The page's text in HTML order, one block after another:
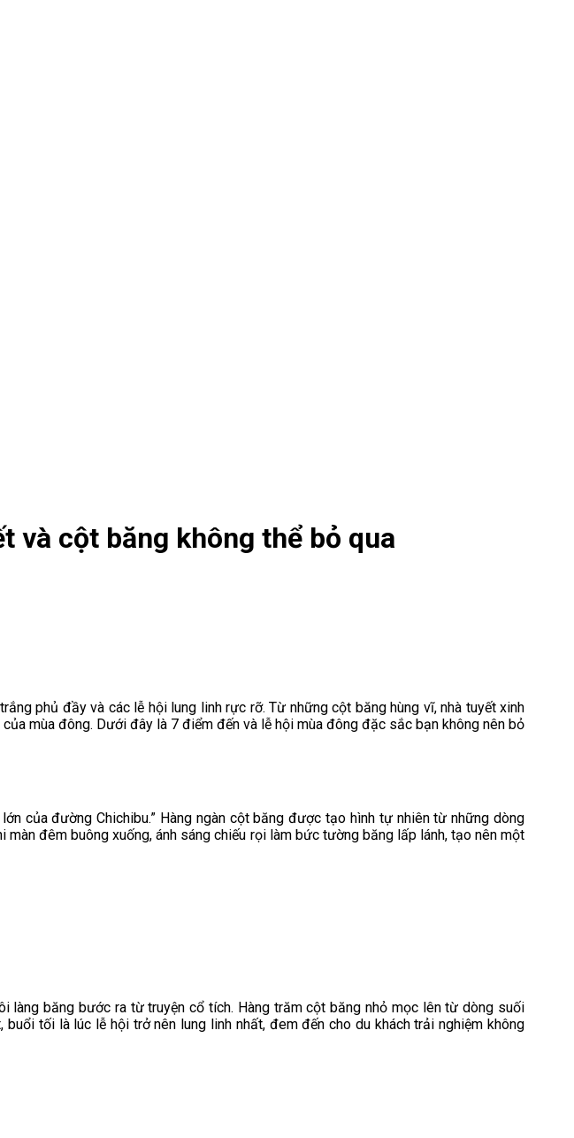
và cột băng không thể bỏ qua
phủ đầy và các lễ hội lung linh rực rỡ. Từ những cột băng hùng vĩ, nhà tuyết xinh
mùa đông. Dưới đây là 7 điểm đến và lễ hội mùa đông đặc sắc bạn không nên bỏ
của đường Chichibu.” Hàng ngàn cột băng được tạo hình tự nhiên từ những dòng
đêm buông xuống, ánh sáng chiếu rọi làm bức tường băng lấp lánh, tạo nên một
băng bước ra từ truyện cổ tích. Hàng trăm cột băng nhỏ mọc lên từ dòng suối
tối là lúc lễ hội trở nên lung linh nhất, đem đến cho du khách trải nghiệm không